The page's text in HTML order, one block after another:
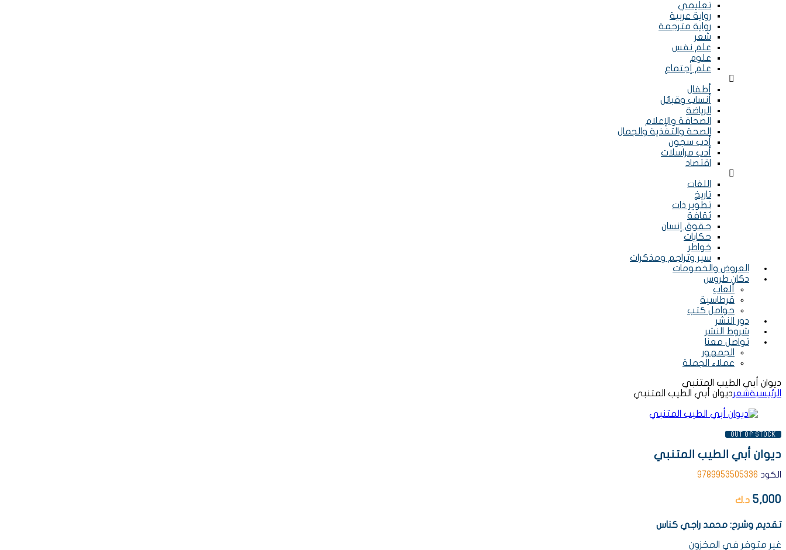
تعليمي
رواية عربية
رواية مترجمة
شعر
علم نفس
علوم
علم إجتماع
Menu
أطفال
أنساب وقبائل
الرياضة
الصحافة والإعلام
الصحة والتغذية والجمال
أدب سجون
أدب مراسلات
اقتصاد
Menu
اللغات
تاريخ
تطوير ذات
ثقافة
حقوق إنسان
حكايات
خواطر
سير وتراجم ومذكرات
العروض والخصومات
دكان طروس
ألعاب
قرطاسية
حوامل كتب
دور النشر
شروط النشر
تواصل معنا
الجمهور
عملاء الجملة
ديوان أبي الطيب المتنبي
الرئيسيةشعرديوان أبي الطيب المتنبي
AVAILABILITY:
OUT OF STOCK
ديوان أبي الطيب المتنبي
الكود 9789953505336
5,000 د.ك
تقديم وشرح: محمد راجي كناس
غير متوفر في المخزون